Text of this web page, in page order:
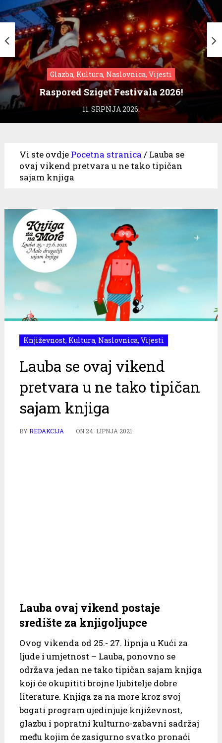
Glazba, Kultura, Naslovnica, Vijesti
Raspored Sziget Festivala 2026!
11. SRPNJA 2026.
Vi ste ovdje Pocetna stranica / Lauba se
ovaj vikend pretvara u ne tako tipičan
sajam knjiga
Književnost, Kultura, Naslovnica, Vijesti
Lauba se ovaj vikend
pretvara u ne tako tipičan
sajam knjiga
BYREDAKCIJA ON 24. LIPNJA 2021.
Lauba ovaj vikend postaje
središte za knjigoljupce
Ovog vikenda od 25.- 27. lipnja u Kući za
ljude i umjetnost – Lauba, ponovno se
održava jedan ne tako tipičan sajam knjiga
koji će okupititi brojne ljubitelje dobre
literature. Knjiga za na more kroz svoj
bogati program ujedinjuje književnost,
glazbu i popratni kulturno-zabavni sadržaj
među kojim će zasigurno svatko pronaći